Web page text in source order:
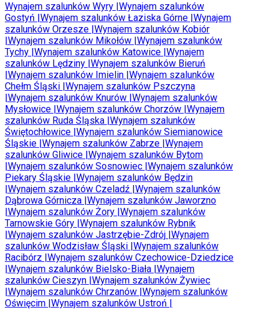
Wynajem szalunków Wyry Wynajem szalunków
Gostyń Wynajem szalunków Łaziska Górne Wynajem
szalunków Orzesze Wynajem szalunków Kobiór
Wynajem szalunków Mikołów Wynajem szalunków
Tychy Wynajem szalunków Katowice Wynajem
szalunków Lędziny Wynajem szalunków Bieruń
Wynajem szalunków Imielin Wynajem szalunków
Chełm Śląski Wynajem szalunków Pszczyna
Wynajem szalunków Knurów Wynajem szalunków
Mysłowice Wynajem szalunków Chorzów Wynajem
szalunków Ruda Śląska Wynajem szalunków
Świętochłowice Wynajem szalunków Siemianowice
Śląskie Wynajem szalunków Zabrze Wynajem
szalunków Gliwice Wynajem szalunków Bytom
Wynajem szalunków Sosnowiec Wynajem szalunków
Piekary Śląskie Wynajem szalunków Będzin
Wynajem szalunków Czeladź Wynajem szalunków
Dąbrowa Górnicza Wynajem szalunków Jaworzno
Wynajem szalunków Żory Wynajem szalunków
Tarnowskie Góry Wynajem szalunków Rybnik
Wynajem szalunków Jastrzębie-Zdrój Wynajem
szalunków Wodzisław Śląski Wynajem szalunków
Racibórz Wynajem szalunków Czechowice-Dziedzice
Wynajem szalunków Bielsko-Biała Wynajem
szalunków Cieszyn Wynajem szalunków Żywiec
Wynajem szalunków Chrzanów Wynajem szalunków
Oświęcim Wynajem szalunków Ustroń